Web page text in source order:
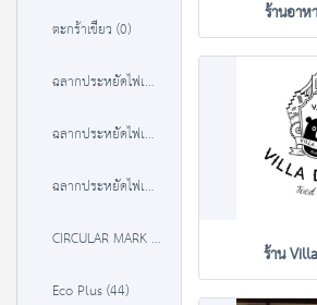
ตะกร้าเขียว (0)
ฉลากประหยัดไฟเบอร์ 5 (1 ดาว) (380)
ฉลากประหยัดไฟเบอร์ 5 (2 ดาว) (384)
ฉลากประหยัดไฟเบอร์ 5 (3 ดาว) (491)
CIRCULAR MARK (3)
Eco Plus (44)
ร้านอาห
ร้าน